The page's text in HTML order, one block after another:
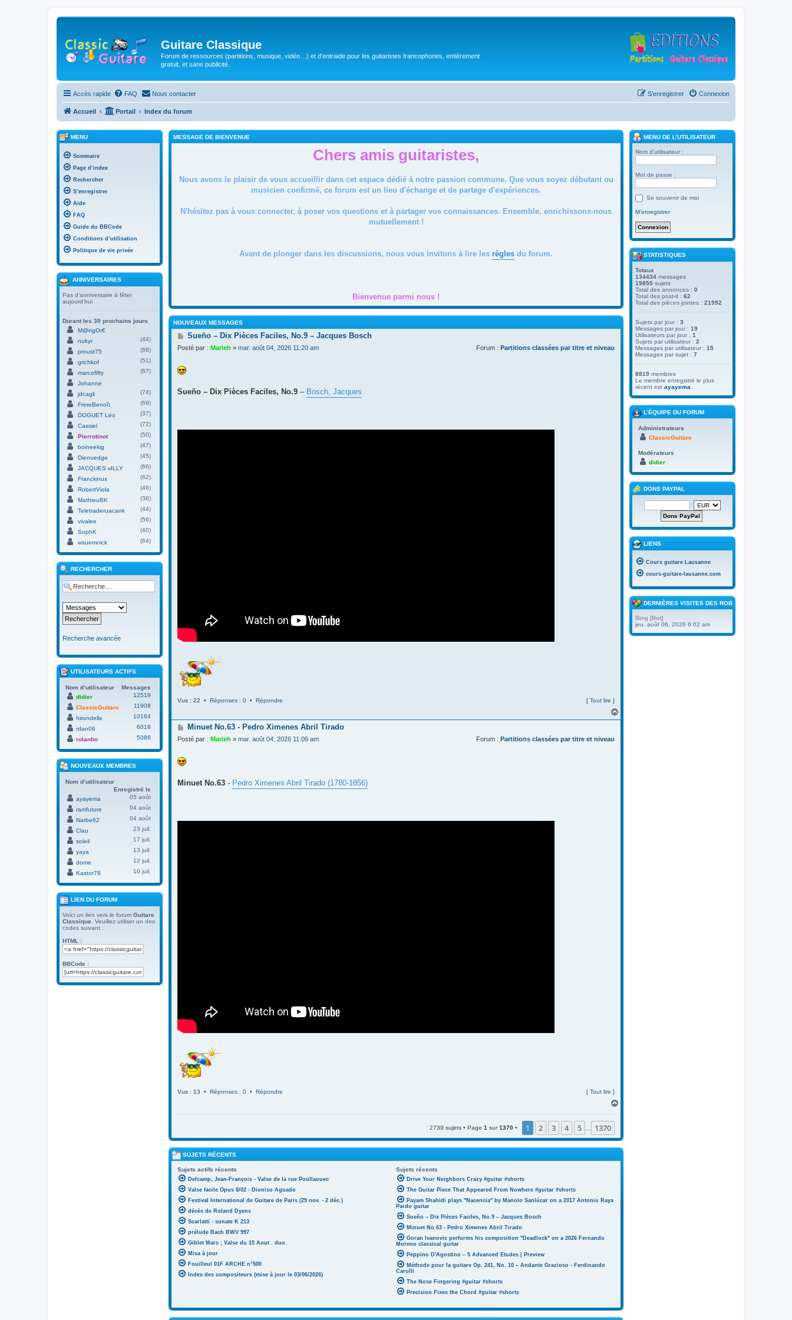
Guitare Classique
Forum de ressources (partitions, musique, vidéo…) et d'entraide pour les guitaristes francophones, entièrement
gratuit, et sans publicité.
Accès rapide FAQ Nous contacter Connexion
S’enregistrer
Accueil Portail Index du forum
MESSAGE DE BIENVENUE
Chers amis guitaristes,
Nous avons le plaisir de vous accueillir dans cet espace dédié à notre passion commune. Que vous soyez débutant ou
musicien confirmé, ce forum est un lieu d'échange et de partage d'expériences.
N'hésitez pas à vous connecter, à poser vos questions et à partager vos connaissances. Ensemble, enrichissons-nous
mutuellement !
Avant de plonger dans les discussions, nous vous invitons à lire les règles du forum.
Bienvenue parmi nous !
NOUVEAUX MESSAGES
M
s
a
g
Sueño – Dix Pièces Faciles, No.9 – Jacques Bosch
Posté par : Marieh » mar. août 04, 2026 11:20 am Forum : Partitions classées par titre et niveau
Sueño – Dix Pièces Faciles, No.9 – Bosch, Jacques
Vus : 22 • Réponses : 0 • Répondre [ Tout lire ]
a
M
s
a
g
Minuet No.63 - Pedro Ximenes Abril Tirado
Posté par : Marieh » mar. août 04, 2026 11:06 am Forum : Partitions classées par titre et niveau
Minuet No.63 - Pedro Ximenes Abril Tirado (1780-1856)
Vus : 13 • Réponses : 0 • Répondre [ Tout lire ]
2739 sujets • Page 1 sur1370 • 1 2 3 4 5 1370
SUJETS RÉCENTS
Sujets actifs récents Sujets récents
Delcamp, Jean-François - Valse de la rue Poullaouec
Valse facile Opus 8/02 - Dioniso Aguado
Festival International de Guitare de Paris (29 nov. - 2 déc.)
décès de Roland Dyens
Scarlatti - sonate K 213
prélude Bach BWV 997
Giblet Marc ; Valse du 15 Aout . duo .
Misa à jour
Fouilleul 01F ARCHE n°500
Index des compositeurs (mise à jour le 03/06/2026)
Drive Your Neighbors Crazy #guitar #shorts
The Guitar Piece That Appeared From Nowhere #guitar #shorts
Payam Shahidi plays "Nacencia" by Manolo Sanlúcar on a 2017 Antonio Raya
Pardo guitar
Sueño – Dix Pièces Faciles, No.9 – Jacques Bosch
Minuet No.63 - Pedro Ximenes Abril Tirado
Goran Ivanovic performs his composition "Deadlock" on a 2026 Fernando
Moreno classical guitar
Peppino D'Agostino – 5 Advanced Etudes | Preview
Méthode pour la guitare Op. 241, No. 10 – Andante Grazioso - Ferdinando
Carulli
The Nose Fingering #guitar #shorts
Precision Fixes the Chord #guitar #shorts
MENU
Sommaire
Page d’index
Rechercher
S’enregistrer
Aide
FAQ
Guide du BBCode
Conditions d’utilisation
Politique de vie privée
ANNIVERSAIRES
Pas d’anniversaire à fêter
aujourd’hui
Durant les 30 prochains jours
M@ngOr€
nukyr
(44)
proust75
(68)
grichkof
(51)
marcofifty
(67)
Johanne
jdcagli
(74)
FrereBenoît
(69)
DOGUET Léo
(37)
Cassiel
(72)
Pierrotinot
(50)
boineekig
(47)
Dienuedge
(45)
JACQUES vILLY
(66)
Franckinux
(62)
RobertViola
(46)
MathieuBK
(38)
Teletraderuacank
(44)
vivalee
(56)
SophK
(40)
wsuemnick
(64)
RECHERCHER
Recherche avancée
UTILISATEURS ACTIFS
Nom d’utilisateur
Messages
didier
12519
ClassicGuitare
11908
hirondelle
10164
rdan06
6018
rolanbo
5086
NOUVEAUX MEMBRES
Nom d’utilisateur
Enregistré le
ayayema
05 août
ramfuture
04 août
Narbe62
04 août
Clau
23 juil.
soleil
17 juil.
yaya
13 juil.
dome
12 juil.
Kastor78
10 juil.
LIEN DU FORUM
Voici un lien vers le forum Guitare
Classique . Veuillez utiliser un des
codes suivant :
HTML :
BBCode :
MENU DE L’UTILISATEUR
Nom d’utilisateur :
Mot de passe :
Se souvenir de moi
M’enregistrer
STATISTIQUES
Totaux
134434 messages
19855 sujets
Total des annonces : 0
Total des post-it : 62
Total des pièces jointes : 21992
Sujets par jour : 3
Messages par jour : 19
Utilisateurs par jour : 1
Sujets par utilisateur : 2
Messages par utilisateur : 15
Messages par sujet : 7
8819 membres
Le membre enregistré le plus
récent est ayayema
L’ÉQUIPE DU FORUM
Administrateurs
ClassicGuitare
Modérateurs
didier
DONS PAYPAL
LIENS
Cours guitare Lausanne
cours-guitare-lausanne.com
DERNIÈRES VISITES DES ROBOTS
Bing [Bot]
jeu. août 06, 2026 6:02 am